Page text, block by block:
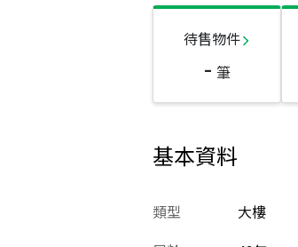
待售物件
- 筆
基本資料
類型
大樓